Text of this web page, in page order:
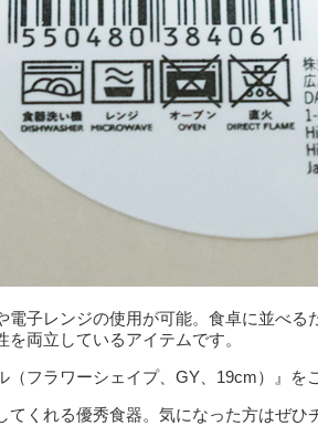
電子レンジの使用が可能。食卓に並べる
両立しているアイテムです。
フラワーシェイプ、GY、19cm）』を
てくれる優秀食器。気になった方はぜひ